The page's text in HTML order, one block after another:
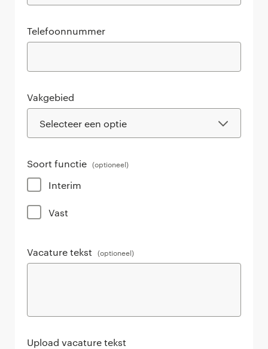
Telefoonnummer
Vakgebied
Soort functie (optioneel)
Interim
Vast
Vacature tekst (optioneel)
Upload vacature tekst